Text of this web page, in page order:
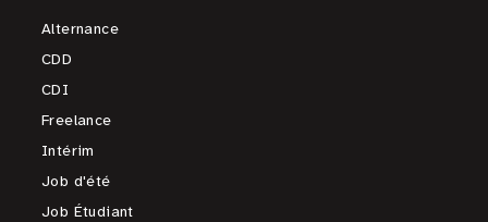
Alternance
CDD
CDI
Freelance
Intérim
Job d'été
Job Étudiant